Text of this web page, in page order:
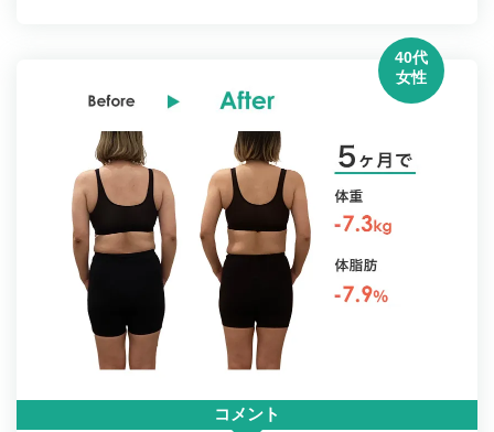
40代
女性
コメント